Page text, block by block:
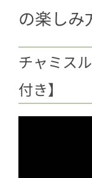
の楽しみ
チャミス
付き】